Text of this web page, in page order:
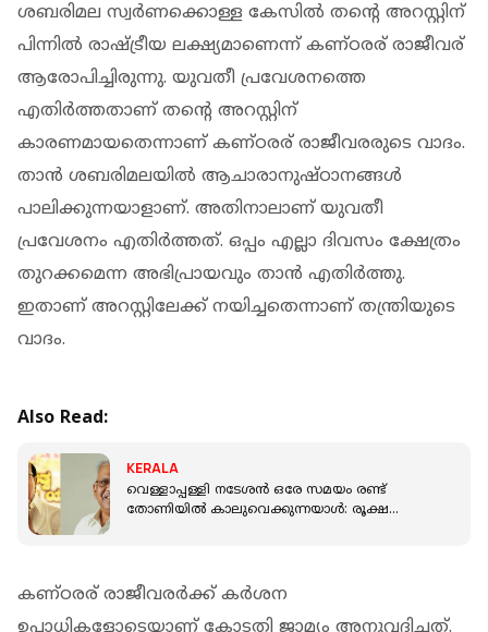
ശബരിമല സ്വര്‍ണക്കൊള്ള കേസില്‍ തൻ്റെ അറസ്റ്റിന്
പിന്നിൽ രാഷ്ട്രീയ ലക്ഷ്യമാണെന്ന് കണ്ഠരര് രാജീവര്
ആരോപിച്ചിരുന്നു. യുവതീ പ്രവേശനത്തെ
എതിര്‍ത്തതാണ് തന്റെ അറസ്റ്റിന്
കാരണമായതെന്നാണ് കണ്ഠരര് രാജീവരരുടെ വാദം.
താന്‍ ശബരിമലയില്‍ ആചാരാനുഷ്ഠാനങ്ങള്‍
പാലിക്കുന്നയാളാണ്. അതിനാലാണ് യുവതീ
പ്രവേശനം എതിര്‍ത്തത്. ഒപ്പം എല്ലാ ദിവസം ക്ഷേത്രം
തുറക്കമെന്ന അഭിപ്രായവും താന്‍ എതിര്‍ത്തു.
ഇതാണ് അറസ്റ്റിലേക്ക് നയിച്ചതെന്നാണ് തന്ത്രിയുടെ
വാദം.
Also Read:
KERALA
വെള്ളാപ്പള്ളി നടേശൻ ഒരേ സമയം രണ്ട്
തോണിയിൽ കാലുവെക്കുന്നയാൾ: രൂക്ഷ
കണ്ഠരര് രാജീവരര്‍ക്ക് കര്‍ശന
ഉപാധികളോടെയാണ് കോടതി ജാമ്യം അനുവദിച്ചത്.